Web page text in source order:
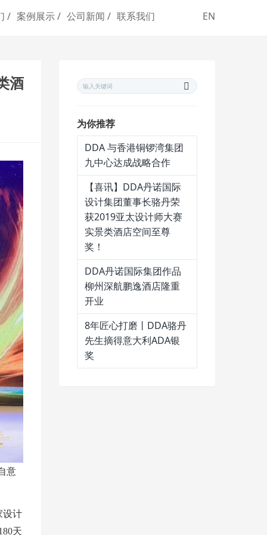
/ 案例展示 / 公司新闻 / 联系我们 EN
酒
意
设计
天
为你推荐
DDA 与香港铜锣湾集团
九中心达成战略合作
【喜讯】DDA丹诺国际
设计集团董事长骆丹荣
获2019亚太设计师大赛
实景类酒店空间至尊
奖！
DDA丹诺国际集团作品
柳州深航鹏逸酒店隆重
开业
8年匠心打磨丨DDA骆丹
先生摘得意大利ADA银
奖